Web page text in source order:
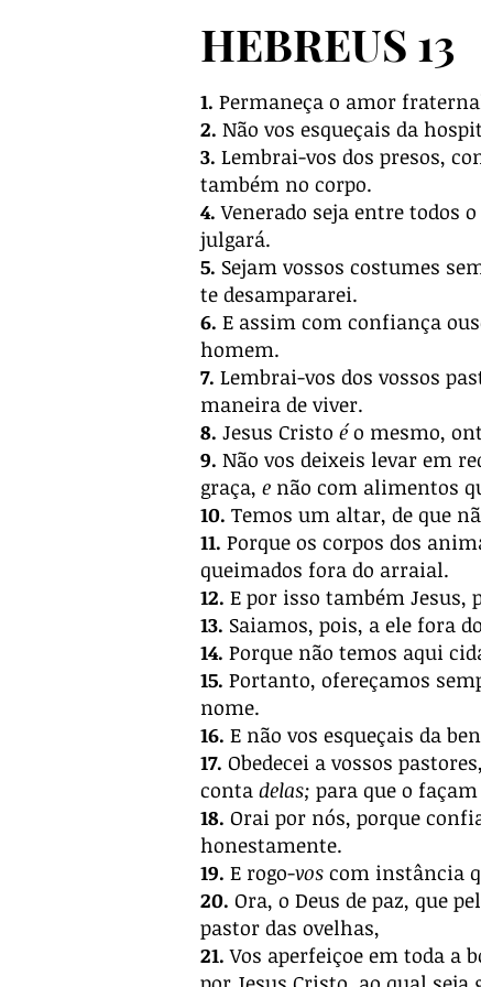
HEBREUS 13
1. Permaneça o amor
2. Não vos esqueçais da
3. Lembrai-vos dos presos,
também no corpo.
4. Venerado seja entre todos
julgará.
5. Sejam vossos costumes
te desampararei.
6. E assim com confiança
homem.
7. Lembrai-vos dos vossos
maneira de viver.
8. Jesus Cristo éo mesmo,
9. Não vos deixeis levar em
graça, e não com alimentos
10. Temos um altar, de que
11. Porque os corpos dos
queimados fora do arraial.
12. E por isso também Jesus,
13. Saiamos, pois, a ele fora
14. Porque não temos aqui
15. Portanto, ofereçamos
nome.
16. E não vos esqueçais da
17. Obedecei a vossos
conta delas; para que o
18. Orai por nós, porque
honestamente.
19. E rogo-vos com instância
20. Ora, o Deus de paz, que
pastor das ovelhas,
21. Vos aperfeiçoe em toda a